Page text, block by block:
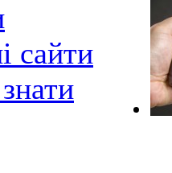
сайти